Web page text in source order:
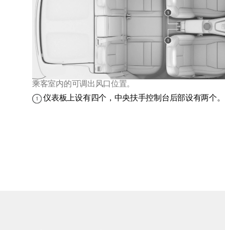
乘客室内的可调出风口位置。
仪表板上设有四个，中央扶手控制台后部设有两个。